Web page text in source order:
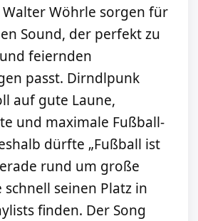
Wöhrle sorgen für
Sound, der perfekt zu
feiernden
passt. Dirndlpunk
auf gute Laune,
und maximale Fußball-
dürfte „Fußball ist
rund um große
seinen Platz in
finden. Der Song